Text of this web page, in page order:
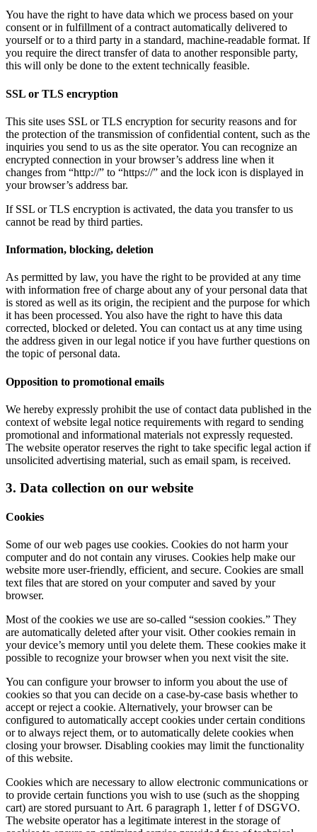
You have the right to have data which we process based on your
consent or in fulfillment of a contract automatically delivered to
yourself or to a third party in a standard, machine-readable format. If
you require the direct transfer of data to another responsible party,
this will only be done to the extent technically feasible.
SSL or TLS encryption
This site uses SSL or TLS encryption for security reasons and for
the protection of the transmission of confidential content, such as the
inquiries you send to us as the site operator. You can recognize an
encrypted connection in your browser’s address line when it
changes from “http://” to “https://” and the lock icon is displayed in
your browser’s address bar.
If SSL or TLS encryption is activated, the data you transfer to us
cannot be read by third parties.
Information, blocking, deletion
As permitted by law, you have the right to be provided at any time
with information free of charge about any of your personal data that
is stored as well as its origin, the recipient and the purpose for which
it has been processed. You also have the right to have this data
corrected, blocked or deleted. You can contact us at any time using
the address given in our legal notice if you have further questions on
the topic of personal data.
Opposition to promotional emails
We hereby expressly prohibit the use of contact data published in the
context of website legal notice requirements with regard to sending
promotional and informational materials not expressly requested.
The website operator reserves the right to take specific legal action if
unsolicited advertising material, such as email spam, is received.
3. Data collection on our website
Cookies
Some of our web pages use cookies. Cookies do not harm your
computer and do not contain any viruses. Cookies help make our
website more user-friendly, efficient, and secure. Cookies are small
text files that are stored on your computer and saved by your
browser.
Most of the cookies we use are so-called “session cookies.” They
are automatically deleted after your visit. Other cookies remain in
your device’s memory until you delete them. These cookies make it
possible to recognize your browser when you next visit the site.
You can configure your browser to inform you about the use of
cookies so that you can decide on a case-by-case basis whether to
accept or reject a cookie. Alternatively, your browser can be
configured to automatically accept cookies under certain conditions
or to always reject them, or to automatically delete cookies when
closing your browser. Disabling cookies may limit the functionality
of this website.
Cookies which are necessary to allow electronic communications or
to provide certain functions you wish to use (such as the shopping
cart) are stored pursuant to Art. 6 paragraph 1, letter f of DSGVO.
The website operator has a legitimate interest in the storage of